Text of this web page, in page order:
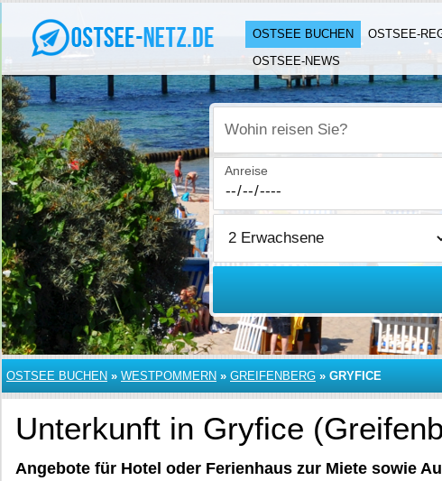
OSTSEE BUCHEN OSTSEE-
OSTSEE-NEWS
Wohin reisen Sie?
Anreise
OSTSEE BUCHEN » WESTPOMMERN » GREIFENBERG » GRYFICE
Unterkunft in Gryfice
Angebote für Hotel oder Ferienhaus zur Miete sowie